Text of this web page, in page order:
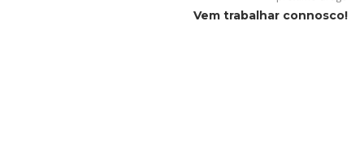
Vem trabalhar connosco!